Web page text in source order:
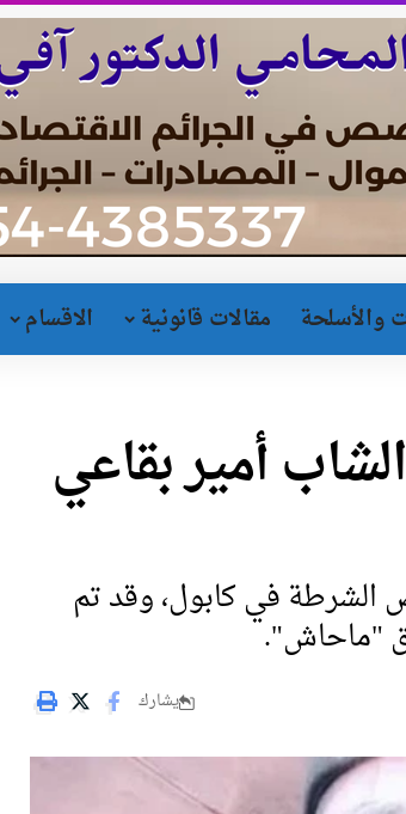
والأسلحة مقالات قانونية الاقسام
أمير بقاعي
الشرطة في كابول، وقد تم
"ماحاش".
يشارك